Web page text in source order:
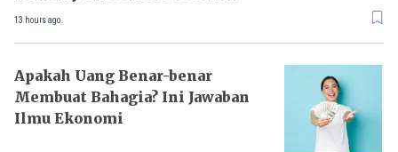
13 hours ago
Apakah Uang Benar-benar
Membuat Bahagia? Ini Jawaban
Ilmu Ekonomi